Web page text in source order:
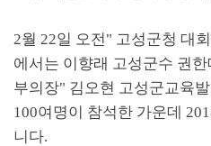
2월 22일 오전" 고성군청 대
에서는 이향래 고성군수 권
부의장" 김오현 고성군교육
100여명이 참석한 가운데
니다.